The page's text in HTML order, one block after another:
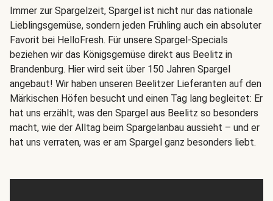
Immer zur Spargelzeit, Spargel ist nicht nur das nationale
Lieblingsgemüse, sondern jeden Frühling auch ein absoluter
Favorit bei HelloFresh. Für unsere Spargel-Specials
beziehen wir das Königsgemüse direkt aus Beelitz in
Brandenburg. Hier wird seit über 150 Jahren Spargel
angebaut! Wir haben unseren Beelitzer Lieferanten auf den
Märkischen Höfen besucht und einen Tag lang begleitet: Er
hat uns erzählt, was den Spargel aus Beelitz so besonders
macht, wie der Alltag beim Spargelanbau aussieht – und er
hat uns verraten, was er am Spargel ganz besonders liebt.